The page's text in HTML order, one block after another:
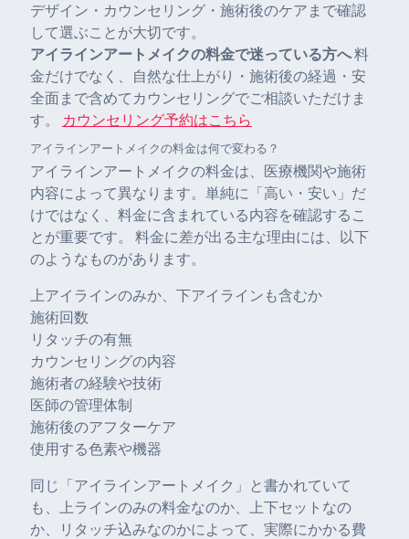
デザイン・カウンセリング・施術後のケアまで確認
して選ぶことが大切です。
アイラインアートメイクの料金で迷っている方へ料
金だけでなく、自然な仕上がり・施術後の経過・安
全面まで含めてカウンセリングでご相談いただけま
す。
カウンセリング予約はこちら
アイラインアートメイクの料金は何で変わる？
アイラインアートメイクの料金は、医療機関や施術
内容によって異なります。単純に「高い・安い」だ
けではなく、料金に含まれている内容を確認するこ
とが重要です。 料金に差が出る主な理由には、以下
のようなものがあります。
上アイラインのみか、下アイラインも含むか
施術回数
リタッチの有無
カウンセリングの内容
施術者の経験や技術
医師の管理体制
施術後のアフターケア
使用する色素や機器
同じ「アイラインアートメイク」と書かれていて
も、上ラインのみの料金なのか、上下セットなの
か、リタッチ込みなのかによって、実際にかかる費